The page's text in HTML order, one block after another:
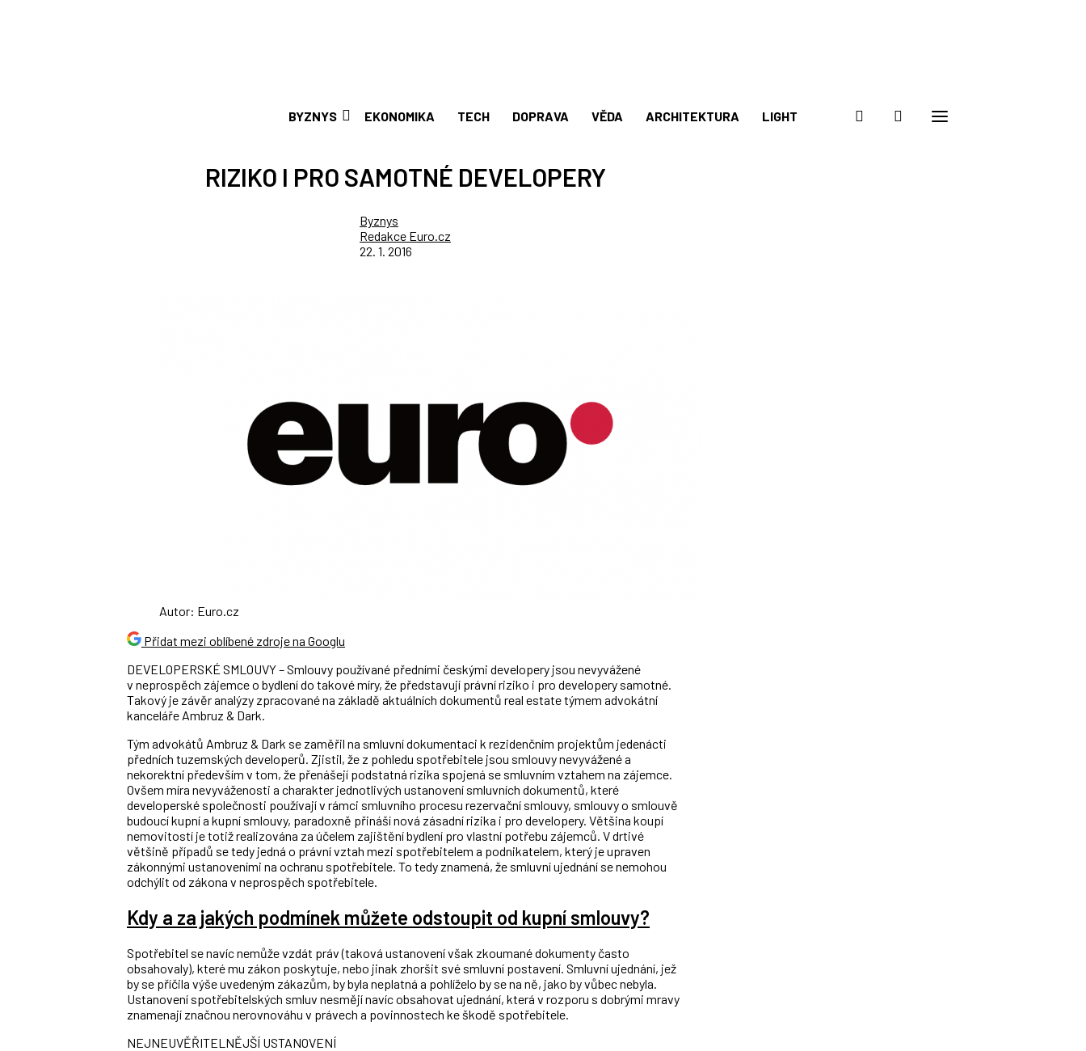
BYZNYS EKONOMIKA TECH DOPRAVA VĚDA ARCHITEKTURA LIGHT
RIZIKO I PRO SAMOTNÉ DEVELOPERY
Byznys
Redakce Euro.cz
22. 1. 2016
Autor: Euro.cz
Přidat mezi oblíbené zdroje na Googlu
DEVELOPERSKÉ SMLOUVY – Smlouvy používané předními českými developery jsou nevyvážené
v neprospěch zájemce o bydlení do takové míry, že představují právní riziko i pro developery samotné.
Takový je závěr analýzy zpracované na základě aktuálních dokumentů real estate týmem advokátní
kanceláře Ambruz & Dark.
Tým advokátů Ambruz & Dark se zaměřil na smluvní dokumentaci k rezidenčním projektům jedenácti
předních tuzemských developerů. Zjistil, že z pohledu spotřebitele jsou smlouvy nevyvážené a
nekorektní především v tom, že přenášejí podstatná rizika spojená se smluvním vztahem na zájemce.
Ovšem míra nevyváženosti a charakter jednotlivých ustanovení smluvních dokumentů, které
developerské společnosti používají v rámci smluvního procesu rezervační smlouvy, smlouvy o smlouvě
budoucí kupní a kupní smlouvy, paradoxně přináší nová zásadní rizika i pro developery. Většina koupí
nemovitostí je totiž realizována za účelem zajištění bydlení pro vlastní potřebu zájemců. V drtivé
většině případů se tedy jedná o právní vztah mezi spotřebitelem a podnikatelem, který je upraven
zákonnými ustanoveními na ochranu spotřebitele. To tedy znamená, že smluvní ujednání se nemohou
odchýlit od zákona v neprospěch spotřebitele.
Kdy a za jakých podmínek můžete odstoupit od kupní smlouvy?
Spotřebitel se navíc nemůže vzdát práv (taková ustanovení však zkoumané dokumenty často
obsahovaly), které mu zákon poskytuje, nebo jinak zhoršit své smluvní postavení. Smluvní ujednání, jež
by se příčila výše uvedeným zákazům, by byla neplatná a pohlíželo by se na ně, jako by vůbec nebyla.
Ustanovení spotřebitelských smluv nesmějí navíc obsahovat ujednání, která v rozporu s dobrými mravy
znamenají značnou nerovnováhu v právech a povinnostech ke škodě spotřebitele.
NEJNEUVĚŘITELNĚJŠÍ USTANOVENÍ